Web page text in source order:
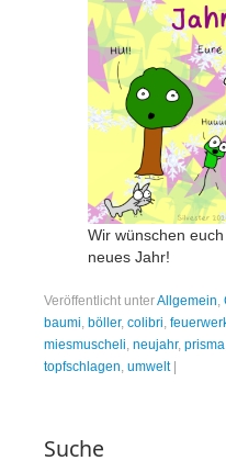
Wir wünschen
neues Jahr!
Veröffentlicht unterAllgemein,
baumi, böller, colibri,
miesmuscheli, neujahr, prisma
topfschlagen, umwelt
Suche